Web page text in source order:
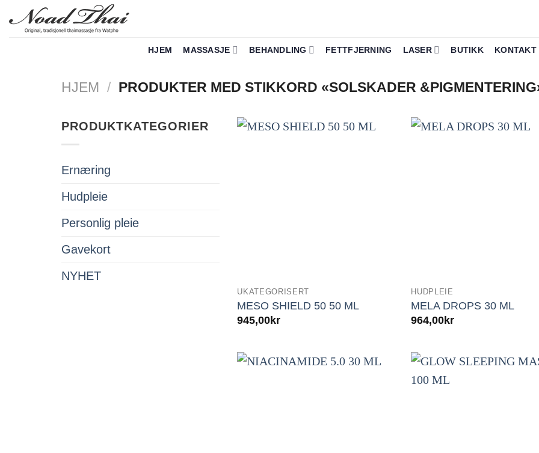
to
HJEM MASSASJE BEHANDLING FETTFJERNING LASER BUTIKK KONTAKT
HJEM / PRODUKTER MED STIKKORD «SOLSKADER
PRODUKTKATEGORIER
Ernæring
Hudpleie
Personlig pleie
Gavekort
NYHET
UKATEGORISERT
MESO SHIELD 50 50 ML
945,00kr
HUDPLEIE
MELA DROPS 30 ML
964,00kr